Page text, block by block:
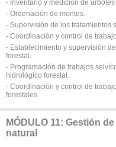
- Inventario y medición de árboles
- Ordenación de montes.
- Supervisión de los tratamientos
- Coordinación y control de
- Establecimiento y supervisión
forestal.
- Programación de trabajos
hidrológico forestal.
- Coordinación y control de
forestales.
MÓDULO 11: Gestión
natural